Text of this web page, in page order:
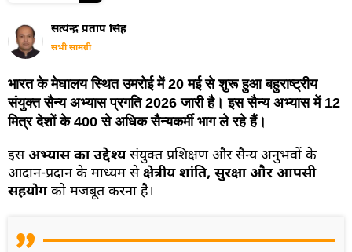
सत्येन्द्र प्रताप सिंह
सभी सामग्री
भारत के मेघालय स्थित उमरोई में 20 मई से शुरू हुआ बहुराष्ट्रीय
संयुक्त सैन्य अभ्यास प्रगति 2026 जारी है। इस सैन्य अभ्यास में 12
मित्र देशों के 400 से अधिक सैन्यकर्मी भाग ले रहे हैं।
इसअभ्यास का उद्देश्यसंयुक्त प्रशिक्षण और सैन्य अनुभवों के
आदान-प्रदान के माध्यम सेक्षेत्रीय शांति, सुरक्षा और आपसी
सहयोगको मजबूत करना है।